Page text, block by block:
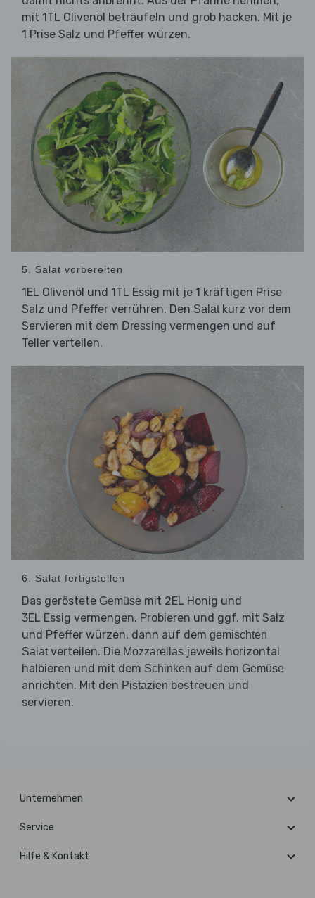
mit 1TL Olivenöl beträufeln und grob hacken. Mit je
1 Prise Salz und Pfeffer würzen.
5. Salat vorbereiten
1EL Olivenöl und 1TL Essig mit je 1 kräftigen Prise
Salz und Pfeffer verrühren. Den Salatkurz vor dem
Servieren mit dem Dressing vermengen und auf
Teller verteilen.
6. Salat fertigstellen
Das geröstete Gemüse mit 2EL Honig und
3EL Essig vermengen. Probieren und ggf. mit Salz
und Pfeffer würzen, dann auf dem gemischten
Salatverteilen. Die Mozzarellas jeweils horizontal
halbieren und mit dem Schinken auf dem Gemüse
anrichten. Mit den Pistazien bestreuen und
servieren.
Unternehmen
Service
Hilfe & Kontakt